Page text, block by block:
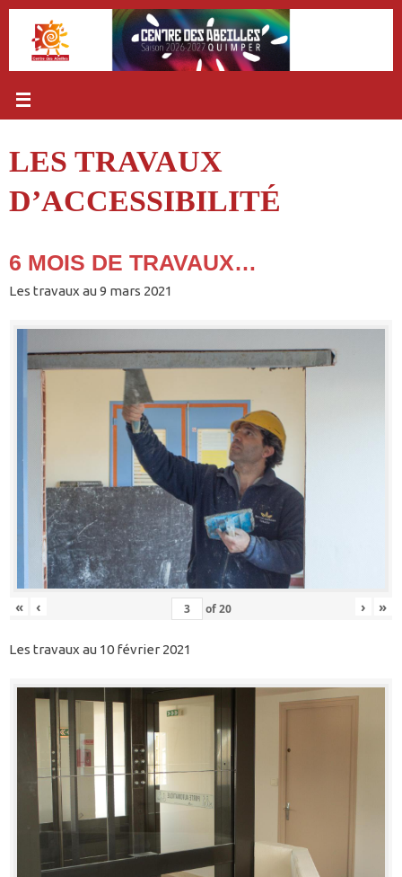
Passer
contenu
LES TRAVAUX
D’ACCESSIBILITÉ
6 MOIS DE TRAVAUX…
Les travaux au 9 mars 2021
« ‹ of20 › »
Les travaux au 10 février 2021